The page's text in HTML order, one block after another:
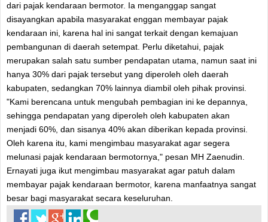
dari pajak kendaraan bermotor. Ia menganggap sangat
disayangkan apabila masyarakat enggan membayar pajak
kendaraan ini, karena hal ini sangat terkait dengan kemajuan
pembangunan di daerah setempat. Perlu diketahui, pajak
merupakan salah satu sumber pendapatan utama, namun saat ini
hanya 30% dari pajak tersebut yang diperoleh oleh daerah
kabupaten, sedangkan 70% lainnya diambil oleh pihak provinsi.
"Kami berencana untuk mengubah pembagian ini ke depannya,
sehingga pendapatan yang diperoleh oleh kabupaten akan
menjadi 60%, dan sisanya 40% akan diberikan kepada provinsi.
Oleh karena itu, kami mengimbau masyarakat agar segera
melunasi pajak kendaraan bermotornya," pesan MH Zaenudin.
Ernayati juga ikut mengimbau masyarakat agar patuh dalam
membayar pajak kendaraan bermotor, karena manfaatnya sangat
besar bagi masyarakat secara keseluruhan.